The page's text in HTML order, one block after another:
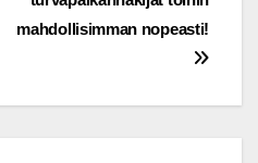
mahdollisimman nopeasti!